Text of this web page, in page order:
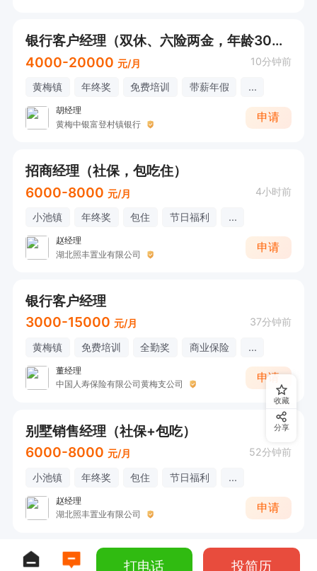
银行客户经理（双休、六险两金，年龄30以下，全日制本科及以上学历）
4000-20000 元/月 10分钟前
黄梅镇 年终奖 免费培训 带薪年假 ...
胡经理
黄梅中银富登村镇银行
申请
招商经理（社保，包吃住）
6000-8000 元/月 4小时前
小池镇 年终奖 包住 节日福利 ...
赵经理
湖北照丰置业有限公司
申请
银行客户经理
3000-15000 元/月 37分钟前
黄梅镇 免费培训 全勤奖 商业保险 ...
董经理
中国人寿保险有限公司黄梅支公司
申请
别墅销售经理（社保+包吃）
6000-8000 元/月 52分钟前
小池镇 年终奖 包住 节日福利 ...
赵经理
湖北照丰置业有限公司
申请
收藏
分享
打电话 投简历